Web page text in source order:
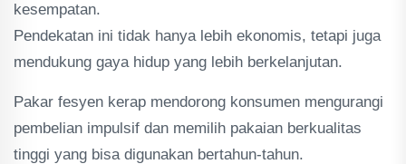
kesempatan.
Pendekatan ini tidak hanya lebih ekonomis, tetapi juga
mendukung gaya hidup yang lebih berkelanjutan.
Pakar fesyen kerap mendorong konsumen mengurangi
pembelian impulsif dan memilih pakaian berkualitas
tinggi yang bisa digunakan bertahun-tahun.